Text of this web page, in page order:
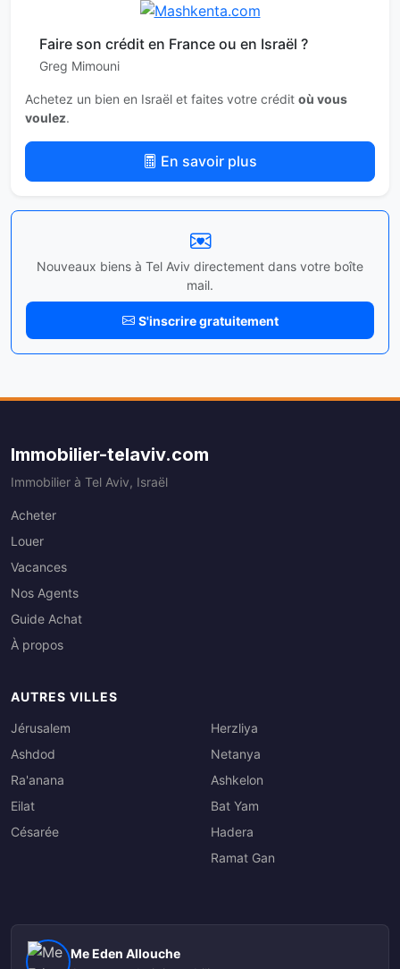
Faire son crédit en France ou en Israël ?
Greg Mimouni
Achetez un bien en Israël et faites votre crédit où vous
voulez.
En savoir plus
Nouveaux biens à Tel Aviv directement dans votre boîte
mail.
S'inscrire gratuitement
Immobilier-telaviv.com
Immobilier à Tel Aviv, Israël
Acheter
Louer
Vacances
Nos Agents
Guide Achat
À propos
AUTRES VILLES
Jérusalem
Ashdod
Ra'anana
Eilat
Césarée
Herzliya
Netanya
Ashkelon
Bat Yam
Hadera
Ramat Gan
Me Eden Allouche